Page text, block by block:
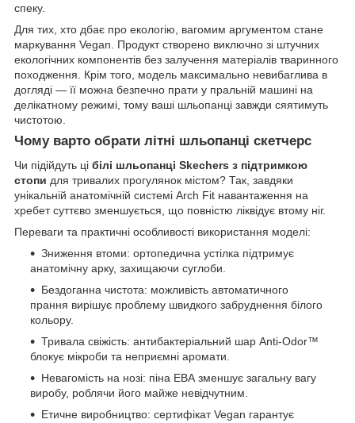
спеку.
Для тих, хто дбає про екологію, вагомим аргументом стане
маркування Vegan. Продукт створено виключно зі штучних
екологічних компонентів без залучення матеріалів тваринного
походження. Крім того, модель максимально невибаглива в
догляді — її можна безпечно прати у пральній машині на
делікатному режимі, тому ваші шльопанці завжди сяятимуть
чистотою.
Чому варто обрати літні шльопанці скетчерс
Чи підійдуть ці білі шльопанці Skechers з підтримкою
стопи для тривалих прогулянок містом? Так, завдяки
унікальній анатомічній системі Arch Fit навантаження на
хребет суттєво зменшується, що повністю ліквідує втому ніг.
Переваги та практичні особливості використання моделі:
Зниження втоми: ортопедична устілка підтримує
анатомічну арку, захищаючи суглоби.
Бездоганна чистота: можливість автоматичного
прання вирішує проблему швидкого забруднення білого
кольору.
Тривала свіжість: антибактеріальний шар Anti-Odor™
блокує мікроби та неприємні аромати.
Невагомість на нозі: піна ЕВА зменшує загальну вагу
виробу, роблячи його майже невідчутним.
Етичне виробництво: сертифікат Vegan гарантує